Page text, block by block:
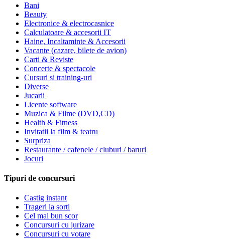
Bani
Beauty
Electronice & electrocasnice
Calculatoare & accesorii IT
Haine, Incaltaminte & Accesorii
Vacante (cazare, bilete de avion)
Carti & Reviste
Concerte & spectacole
Cursuri si training-uri
Diverse
Jucarii
Licente software
Muzica & Filme (DVD,CD)
Health & Fitness
Invitatii la film & teatru
Surpriza
Restaurante / cafenele / cluburi / baruri
Jocuri
Tipuri de concursuri
Castig instant
Trageri la sorti
Cel mai bun scor
Concursuri cu jurizare
Concursuri cu votare